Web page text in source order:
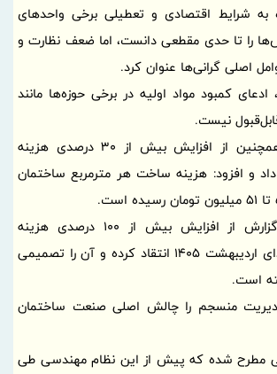
به شرایط اقتصادی و تعطیلی برخی واحدهای
را تا حدی مقطعی دانست، اما ضعف نظارت و
اصلی گرانی‌ها عنوان کرد.
ادعای کمبود مواد اولیه در برخی حوزه‌ها مانند
نیست.
کانون انبوه‌سازان همچنین از افزایش بیش از 30 درصدی هزینه
و افزود: هزینه ساخت هر مترمربع ساختمان
همچنین در این گزارش از افزایش بیش از 100 درصدی هزینه
انشعاب برق از ابتدای اردیبهشت 1405 انتقاد کرده و آن را تصمیمی
است.
مدیریت منسجم را چالش اصلی صنعت ساختمان
مطرح شده که پیش از این نظام مهندسی طی